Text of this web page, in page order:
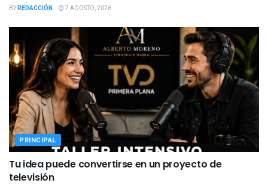
BYREDACCIÓN 7 AGOSTO, 2026
PRINCIPAL
Tu idea puede convertirse en un proyecto de
televisión